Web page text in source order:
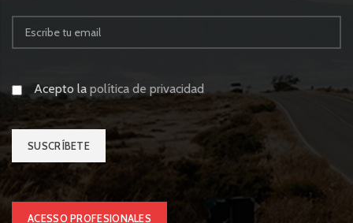
Acepto la política de privacidad
ACESSO PROFESIONALES